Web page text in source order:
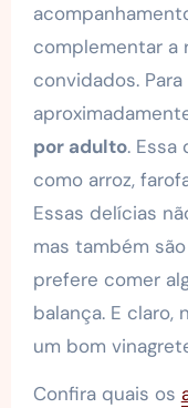
complementar a
convidados.
por adulto. Essa
como arroz,
Essas delícias
mas também
prefere comer
balança. E
um bom
Confira quais os